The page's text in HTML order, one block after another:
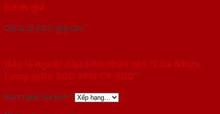
Đánh giá
Chưa có đánh giá nào.
Hãy là người đầu tiên nhận xét “Cửa Nhựa
Composite SGD 3PN-CP-SGD”
Đánh giá của bạn *